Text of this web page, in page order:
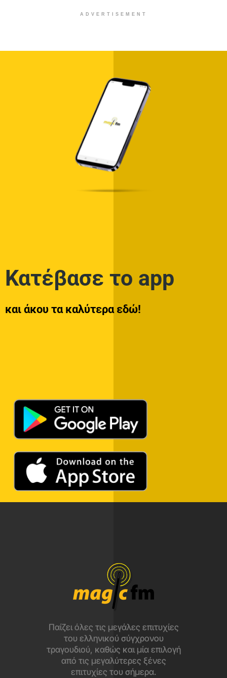
ADVERTISEMENT
Κατέβασε το app
και άκου τα καλύτερα εδώ!
Παίζει όλες τις μεγάλες επιτυχίες
του ελληνικού σύγχρονου
τραγουδιού, καθώς και μία επιλογή
από τις μεγαλύτερες ξένες
επιτυχίες του σήμερα.